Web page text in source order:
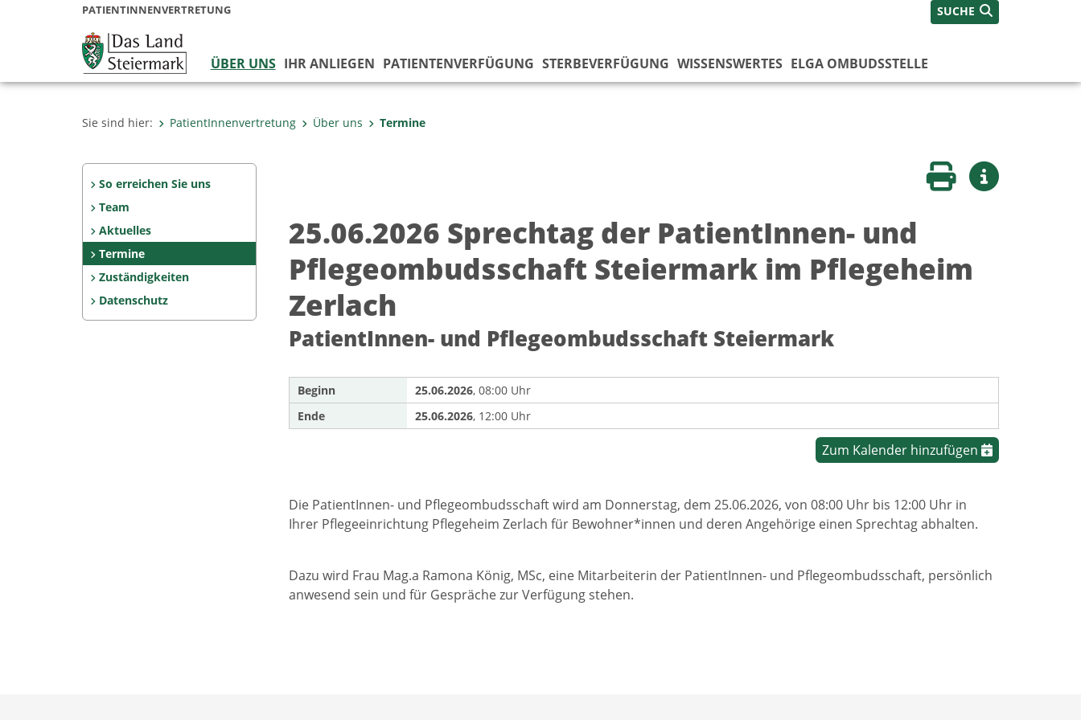
PATIENTINNENVERTRETUNG SUCHE
ÜBER UNS IHR ANLIEGEN PATIENTENVERFÜGUNG STERBEVERFÜGUNG WISSENSWERTES ELGA OMBUDSSTELLE
Sie sind hier: PatientInnenvertretung Über uns Termine
So erreichen Sie uns
Team
Aktuelles
Termine
Zuständigkeiten
Datenschutz
Seite druckenWeitere Infos
25.06.2026 Sprechtag der PatientInnen- und
Pflegeombudsschaft Steiermark im Pflegeheim
Zerlach
PatientInnen- und Pflegeombudsschaft Steiermark
Beginn 25.06.2026, 08:00 Uhr
Ende
25.06.2026, 12:00 Uhr
Zum Kalender hinzufügen
Die PatientInnen- und Pflegeombudsschaft wird am Donnerstag, dem 25.06.2026, von 08:00 Uhr bis 12:00 Uhr in
Ihrer Pflegeeinrichtung Pflegeheim Zerlach für Bewohner*innen und deren Angehörige einen Sprechtag abhalten.
Dazu wird Frau Mag.a Ramona König, MSc, eine Mitarbeiterin der PatientInnen- und Pflegeombudsschaft, persönlich
anwesend sein und für Gespräche zur Verfügung stehen.